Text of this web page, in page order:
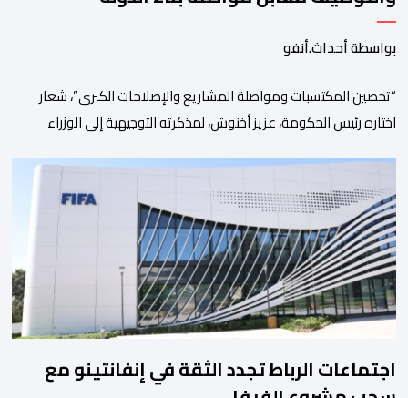
الاجتماعية والاستثمار
بواسطة أحداث.أنفو
“تحصين المكتسبات ومواصلة المشاريع والإصلاحات الكبرى”، شعار
اختاره رئيس الحكومة، عزيز أخنوش، لمذكرته التوجيهية إلى الوزراء
مشروع من نوعه في ظل ولايته الحكومية. هذه الرسالة التأطيرية
ارتكزت على 4 أولويات، كما حملت ألحت على ضرورة عقلنة نفقات
التسيير، بل وتقييد التوظيف إلا في حالة الضرورة. […]
اجتماعات الرباط تجدد الثقة في إنفانتينو مع